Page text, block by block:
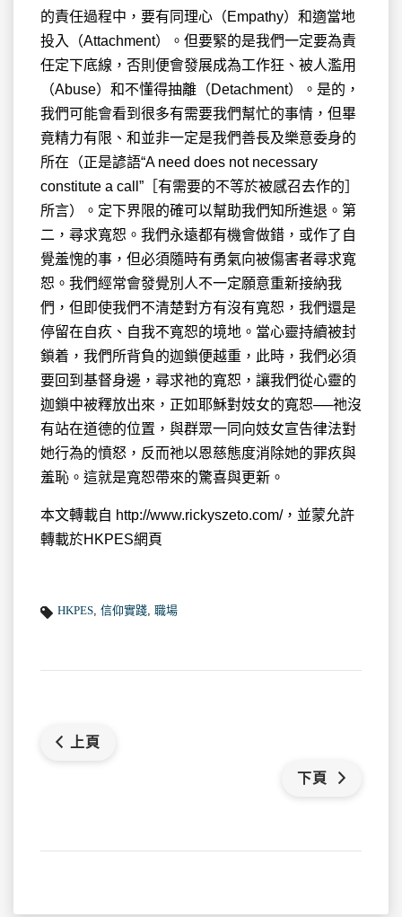
的責任過程中，要有同理心（Empathy）和適當地
投入（Attachment）。但要緊的是我們一定要為責
任定下底線，否則便會發展成為工作狂、被人濫用
（Abuse）和不懂得抽離（Detachment）。是的，
我們可能會看到很多有需要我們幫忙的事情，但畢
竟精力有限、和並非一定是我們善長及樂意委身的
所在（正是諺語“A need does not necessary
constitute a call”［有需要的不等於被感召去作的］
所言）。定下界限的確可以幫助我們知所進退。第
二，尋求寬恕。我們永遠都有機會做錯，或作了自
覺羞愧的事，但必須隨時有勇氣向被傷害者尋求寬
恕。我們經常會發覺別人不一定願意重新接納我
們，但即使我們不清楚對方有沒有寬恕，我們還是
停留在自疚、自我不寬恕的境地。當心靈持續被封
鎖着，我們所背負的迦鎖便越重，此時，我們必須
要回到基督身邊，尋求祂的寬恕，讓我們從心靈的
迦鎖中被釋放出來，正如耶穌對妓女的寬恕──祂沒
有站在道德的位置，與群眾一同向妓女宣告律法對
她行為的憤怒，反而祂以恩慈態度消除她的罪疚與
羞恥。這就是寬恕帶來的驚喜與更新。
本文轉載自 http://www.rickyszeto.com/，並蒙允許
轉載於HKPES網頁
HKPES 信仰實踐 職場
上頁
下頁